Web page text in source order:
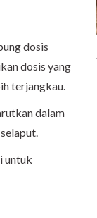
dosis
dosis yang
terjangkau.
dalam
untuk